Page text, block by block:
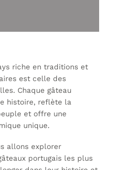
riche en traditions et
est celle des
Chaque gâteau
histoire, reflète la
et offre une
unique.
allons explorer
portugais les plus